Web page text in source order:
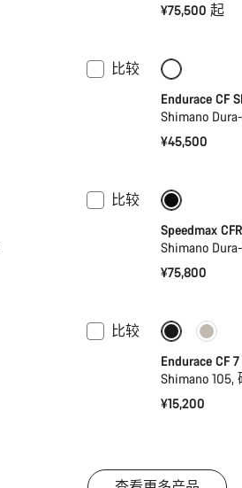
¥75,500 起
比较
Endurace CF
Shimano
¥45,500
比较
Speedmax
Shimano
¥75,800
比较
新品上架
Endurace CF 7
Shimano
¥15,200